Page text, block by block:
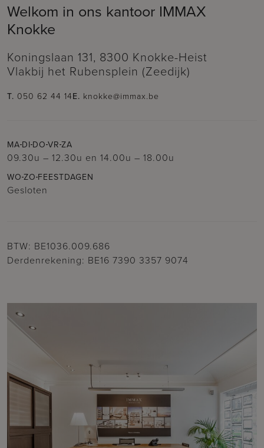
Welkom in ons kantoor IMMAX
Knokke
Koningslaan 131, 8300 Knokke-Heist
Vlakbij het Rubensplein (Zeedijk)
T. 050 62 44 14E. knokke@immax.be
MA DI DO VR ZA
09.30u – 12.30u en 14.00u – 18.00u
WO ZO FEESTDAGEN
Gesloten
BTW: BE1036.009.686
Derdenrekening: BE16 7390 3357 9074